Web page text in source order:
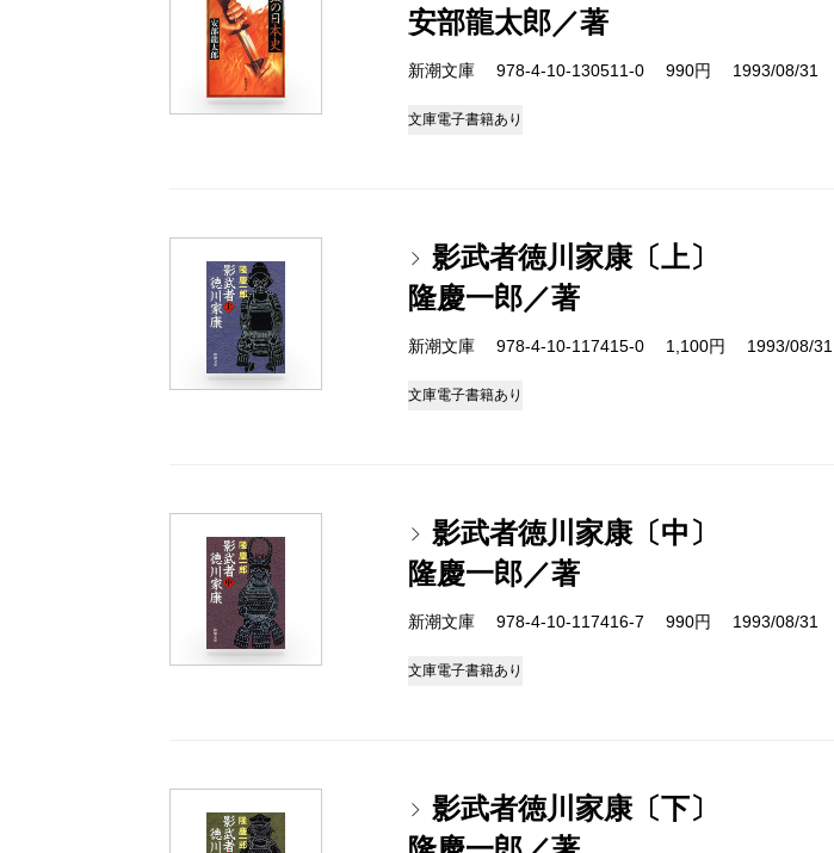
安部龍太郎／著
新潮文庫 978-4-10-130511-0 990円 1993/08/31
文庫電子書籍あり
影武者徳川家康〔上〕
隆慶一郎／著
新潮文庫 978-4-10-117415-0 1,100円 1993/08/31
文庫電子書籍あり
影武者徳川家康〔中〕
隆慶一郎／著
新潮文庫 978-4-10-117416-7 990円 1993/08/31
文庫電子書籍あり
影武者徳川家康〔下〕